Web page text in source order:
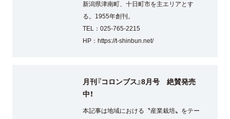
新潟県津南町、十日町市を主エリアとす
る。1955年創刊。
TEL：025-765-2215
HP： https://t-shinbun.net/
月刊『コロンブス』8月号 絶賛発売
中！
本記事は地域における〝産業栽培〟をテー